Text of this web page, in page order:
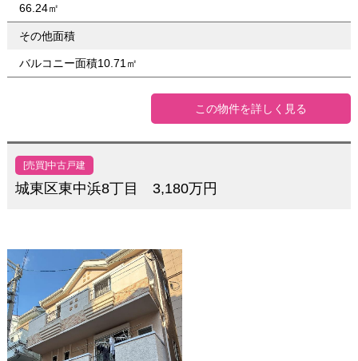
66.24㎡
その他面積
バルコニー面積10.71㎡
この物件を詳しく見る
[売買]中古戸建
城東区東中浜8丁目 3,180万円